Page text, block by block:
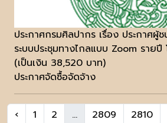
ประกาศกรมศิลปากร เรื่อง ประกาศผู้ช
ระบบประชุมทางไกลแบบ Zoom รายปี
(เป็นเงิน 38,520 บาท)
ประกาศจัดซื้อจัดจ้าง
‹ 1 2 ... 2809 2810